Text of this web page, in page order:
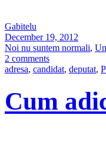
Gabitelu
December 19, 2012
Noi nu suntem normali,
2 comments
adresa, candidat, deputat,
Cum